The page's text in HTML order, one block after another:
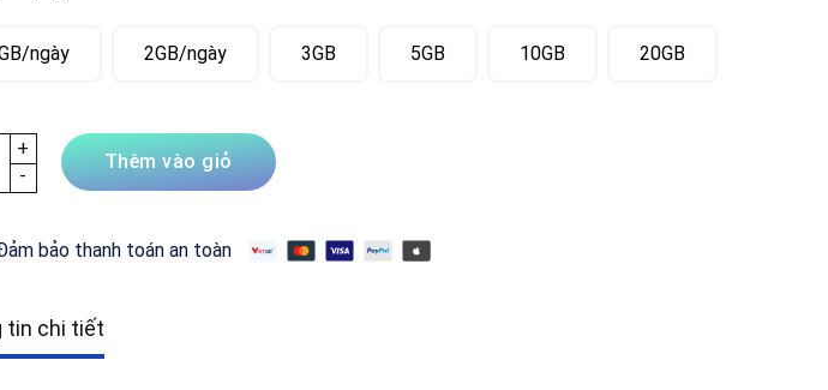
ngày 2GB/ngày 3GB 5GB 10GB 20GB
Úc (Australia) – Online thả ga, không lo về giá số lượng
Thêm vào giỏ
bảo thanh toán an toàn
tin chi tiết